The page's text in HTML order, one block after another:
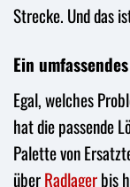
Strecke. Und das
Ein
Egal, welches
hat die passende
Palette von
überRadlagerbis